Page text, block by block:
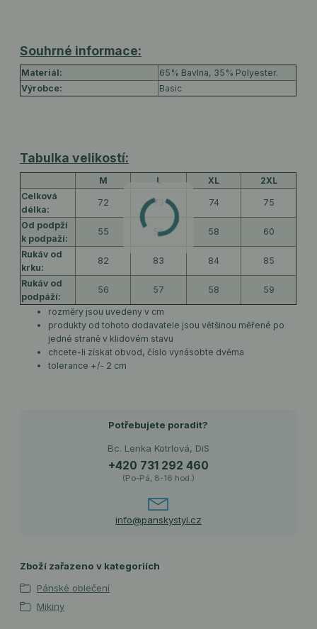
Souhrné informace:
Materiál:
65% Bavlna, 35% Polyester.
Výrobce:
Basic
Tabulka velikostí:
M L XL
2XL
Celková
délka:
72 73 74 75
Od podpží
k podpaží:
55 56 58 60
Rukáv od
krku:
82 83 84 85
Rukáv od
podpáží:
56 57 58 59
rozměry jsou uvedeny v cm
produkty od tohoto dodavatele jsou většinou měřené po
jedné straně v klidovém stavu
chcete-li získat obvod, číslo vynásobte dvěma
tolerance +/- 2 cm
Potřebujete poradit?
Bc. Lenka Kotrlová, DiS
+420 731 292 460
(Po-Pá, 8-16 hod.)
info@panskystyl.cz
Zboží zařazeno v kategoriích
Pánské oblečení
Mikiny